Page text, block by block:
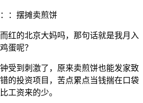
：摆摊卖煎饼
红的北京大妈吗，那句话就是我月入
蛋呢？
受到刺激了，原来卖煎饼也能发家致
的投资项目，苦点累点当钱揣在口袋
工资来的少。